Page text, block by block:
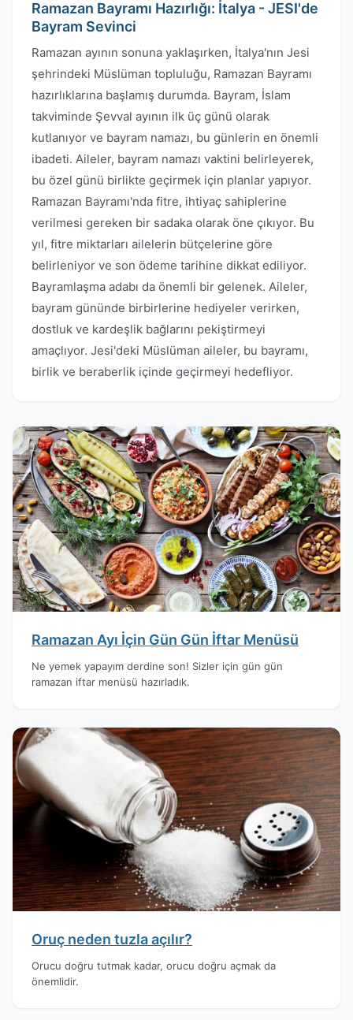
Ramazan Bayramı Hazırlığı: İtalya - JESI'de
Bayram Sevinci
Ramazan ayının sonuna yaklaşırken, İtalya'nın Jesi
şehrindeki Müslüman topluluğu, Ramazan Bayramı
hazırlıklarına başlamış durumda. Bayram, İslam
takviminde Şevval ayının ilk üç günü olarak
kutlanıyor ve bayram namazı, bu günlerin en önemli
ibadeti. Aileler, bayram namazı vaktini belirleyerek,
bu özel günü birlikte geçirmek için planlar yapıyor.
Ramazan Bayramı'nda fitre, ihtiyaç sahiplerine
verilmesi gereken bir sadaka olarak öne çıkıyor. Bu
yıl, fitre miktarları ailelerin bütçelerine göre
belirleniyor ve son ödeme tarihine dikkat ediliyor.
Bayramlaşma adabı da önemli bir gelenek. Aileler,
bayram gününde birbirlerine hediyeler verirken,
dostluk ve kardeşlik bağlarını pekiştirmeyi
amaçlıyor. Jesi'deki Müslüman aileler, bu bayramı,
birlik ve beraberlik içinde geçirmeyi hedefliyor.
Ramazan Ayı İçin Gün Gün İftar Menüsü
Ne yemek yapayım derdine son! Sizler için gün gün
ramazan iftar menüsü hazırladık.
Oruç neden tuzla açılır?
Orucu doğru tutmak kadar, orucu doğru açmak da
önemlidir.